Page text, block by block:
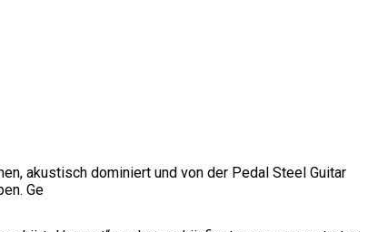
akustisch dominiert und von der Pedal Steel Guitar
Ge